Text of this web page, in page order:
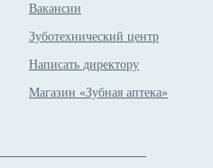
Вакансии
Зуботехнический центр
Написать директору
Магазин «Зубная аптека»